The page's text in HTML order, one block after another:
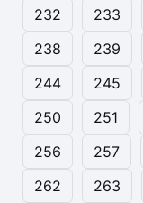
232
233
238
239
244
245
250
251
256
257
262
263